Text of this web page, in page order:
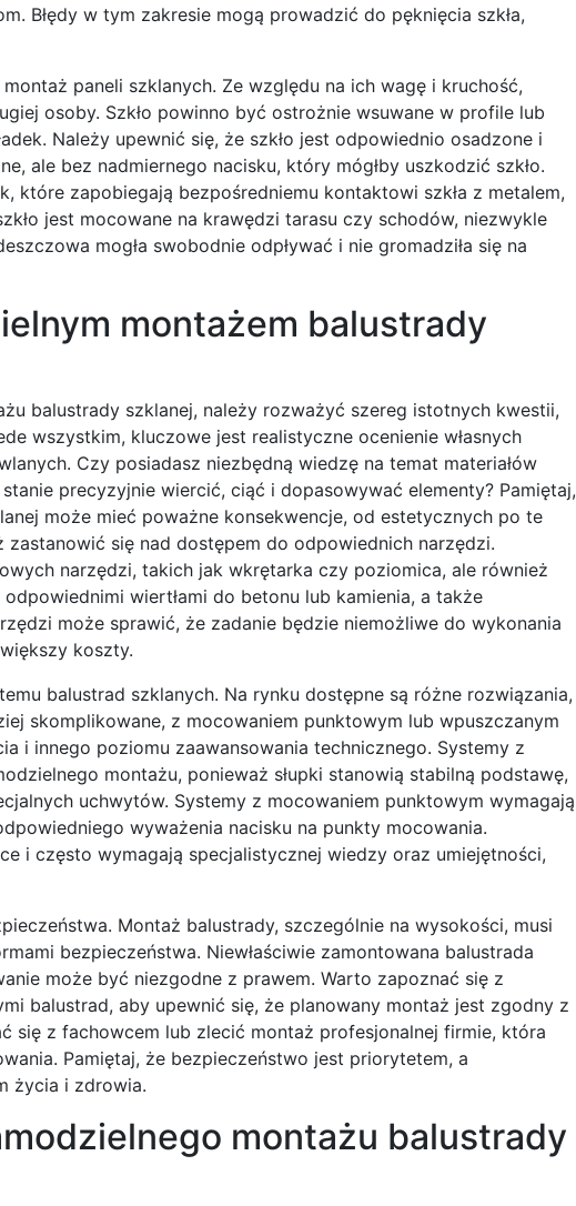
Błędy w tym zakresie mogą prowadzić do pęknięcia szkła,
paneli szklanych. Ze względu na ich wagę i kruchość,
osoby. Szkło powinno być ostrożnie wsuwane w profile lub
Należy upewnić się, że szkło jest odpowiednio osadzone i
ale bez nadmiernego nacisku, który mógłby uszkodzić szkło.
które zapobiegają bezpośredniemu kontaktowi szkła z metalem,
jest mocowane na krawędzi tarasu czy schodów, niezwykle
mogła swobodnie odpływać i nie gromadziła się na
montażem balustrady
balustrady szklanej, należy rozważyć szereg istotnych kwestii,
wszystkim, kluczowe jest realistyczne ocenienie własnych
Czy posiadasz niezbędną wiedzę na temat materiałów
precyzyjnie wiercić, ciąć i dopasowywać elementy? Pamiętaj,
może mieć poważne konsekwencje, od estetycznych po te
się nad dostępem do odpowiednich narzędzi.
narzędzi, takich jak wkrętarka czy poziomica, ale również
wiertłami do betonu lub kamienia, a także
może sprawić, że zadanie będzie niemożliwe do wykonania
koszty.
balustrad szklanych. Na rynku dostępne są różne rozwiązania,
skomplikowane, z mocowaniem punktowym lub wpuszczanym
i innego poziomu zaawansowania technicznego. Systemy z
montażu, ponieważ słupki stanowią stabilną podstawę,
uchwytów. Systemy z mocowaniem punktowym wymagają
wyważenia nacisku na punkty mocowania.
i często wymagają specjalistycznej wiedzy oraz umiejętności,
Montaż balustrady, szczególnie na wysokości, musi
bezpieczeństwa. Niewłaściwie zamontowana balustrada
może być niezgodne z prawem. Warto zapoznać się z
balustrad, aby upewnić się, że planowany montaż jest zgodny z
się z fachowcem lub zlecić montaż profesjonalnej firmie, która
Pamiętaj, że bezpieczeństwo jest priorytetem, a
życia i zdrowia.
montażu balustrady